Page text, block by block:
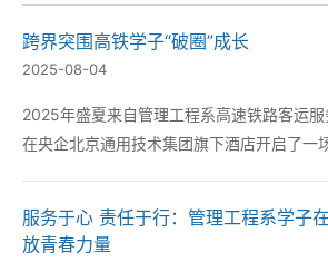
跨界突围高铁学子“破圈”成长
2025-08-04
2025年盛夏来自管理工程系高速铁路客运
在央企北京通用技术集团旗下酒店开启了一
了全面的服务礼仪、沟通技巧以及等课程的
服务于心 责任于行：管理工程系学子
放青春力量